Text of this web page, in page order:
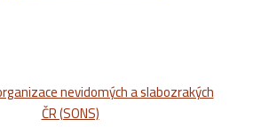
nevidomých a slabozrakých
ČR (SONS)